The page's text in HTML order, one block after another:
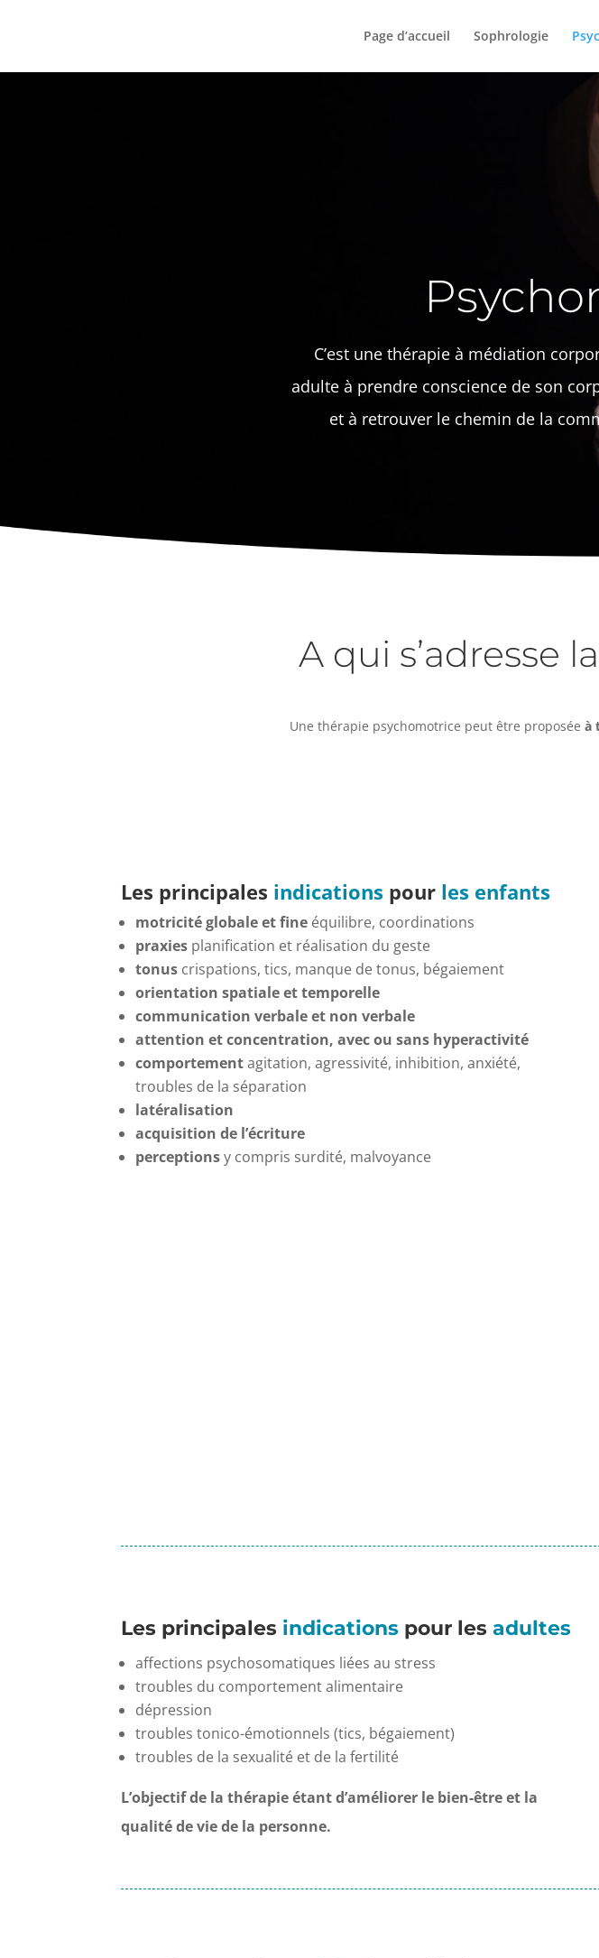
Page d’accueil Sophrologie
C’est une thérapie à médiation
adulte à prendre conscience de son
et à retrouver le chemin de la
A qui s’adresse
Une thérapie psychomotrice peut être proposée à
Les principales indications pour les enfants
motricité globale et fine équilibre, coordinations
praxies planification et réalisation du geste
tonus crispations, tics, manque de tonus, bégaiement
orientation spatiale et temporelle
communication verbale et non verbale
attention et concentration, avec ou sans hyperactivité
comportementagitation, agressivité, inhibition, anxiété,
troubles de la séparation
latéralisation
acquisition de l’écriture
perceptionsy compris surdité, malvoyance
Les principales indications pour lesadultes
affections psychosomatiques liées au stress
troubles du comportement alimentaire
dépression
troubles tonico-émotionnels (tics, bégaiement)
troubles de la sexualité et de la fertilité
L’objectif de la thérapie étant d’améliorer le bien-être et la
qualité de vie de la personne.